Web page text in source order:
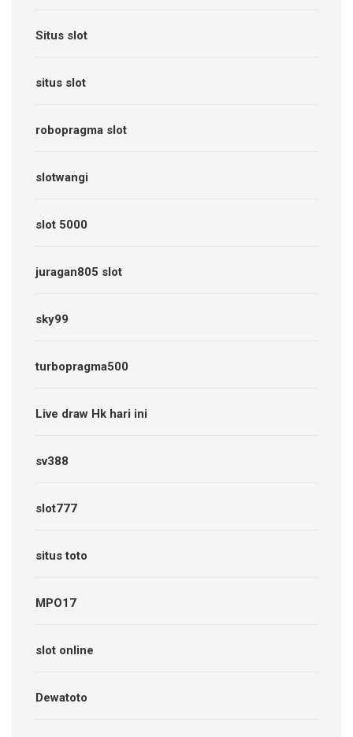
Situs slot
situs slot
robopragma slot
slotwangi
slot 5000
juragan805 slot
sky99
turbopragma500
Live draw Hk hari ini
sv388
slot777
situs toto
MPO17
slot online
Dewatoto